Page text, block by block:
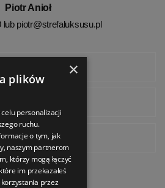
Piotr Anioł
lub piotr@strefaluksusu.pl
Pinterest
×
plików
personalizacji
ruchu.
o tym, jak
naszym partnerom
którzy mogą łączyć
im przekazałeś
przez